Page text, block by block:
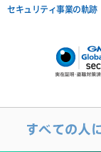
セキュリティ事業の軌跡